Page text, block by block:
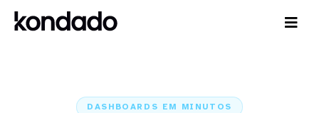
DASHBOARDS EM MINUTOS